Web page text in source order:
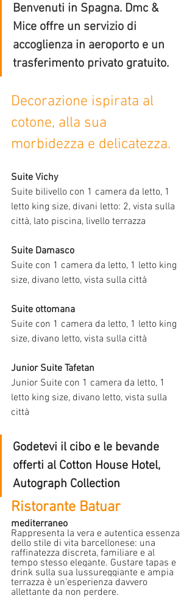
Benvenuti in Spagna. Dmc &
Mice offre un servizio di
accoglienza in aeroporto e un
trasferimento privato gratuito.
Decorazione ispirata al
cotone, alla sua
morbidezza e delicatezza.
Suite Vichy
Suite bilivello con 1 camera da letto, 1
letto king size, divani letto: 2, vista sulla
città, lato piscina, livello terrazza
Suite Damasco
Suite con 1 camera da letto, 1 letto king
size, divano letto, vista sulla città
Suite ottomana
Suite con 1 camera da letto, 1 letto king
size, divano letto, vista sulla città
Junior Suite Tafetan
Junior Suite con 1 camera da letto, 1
letto king size, divano letto, vista sulla
città
Godetevi il cibo e le bevande
offerti al Cotton House Hotel,
Autograph Collection
Ristorante Batuar
mediterraneo
Rappresenta la vera e autentica essenza
dello stile di vita barcellonese: una
raffinatezza discreta, familiare e al
tempo stesso elegante. Gustare tapas e
drink sulla sua lussureggiante e ampia
terrazza è un'esperienza davvero
allettante da non perdere.